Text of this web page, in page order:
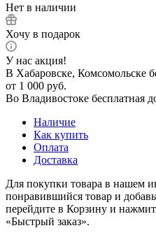
Нет в наличии
Хочу в подарок
У нас акция!
В Хабаровске, Комсомольске
от 1 000 руб.
Во Владивостоке бесплатная
Наличие
Как купить
Оплата
Доставка
Для покупки товара в нашем
понравившийся товар и
перейдите в Корзину и
«Быстрый заказ».